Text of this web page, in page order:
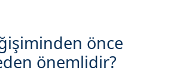
önce
önemlidir?